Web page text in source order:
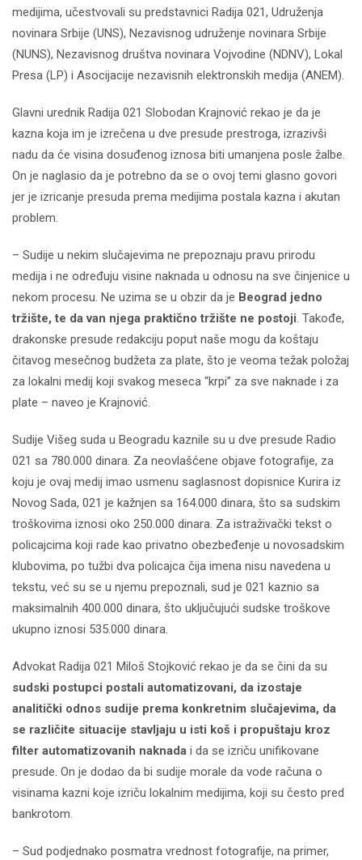
medijima, učestvovali su predstavnici Radija 021, Udruženja
novinara Srbije (UNS), Nezavisnog udruženje novinara Srbije
(NUNS), Nezavisnog društva novinara Vojvodine (NDNV), Lokal
Presa (LP) i Asocijacije nezavisnih elektronskih medija (ANEM).
Glavni urednik Radija 021 Slobodan Krajnović rekao je da je
kazna koja im je izrečena u dve presude prestroga, izrazivši
nadu da će visina dosuđenog iznosa biti umanjena posle žalbe.
On je naglasio da je potrebno da se o ovoj temi glasno govori
jer je izricanje presuda prema medijima postala kazna i akutan
problem.
– Sudije u nekim slučajevima ne prepoznaju pravu prirodu
medija i ne određuju visine naknada u odnosu na sve činjenice u
nekom procesu. Ne uzima se u obzir da je Beograd jedno
tržište, te da van njega praktično tržište ne postoji. Takođe,
drakonske presude redakciju poput naše mogu da koštaju
čitavog mesečnog budžeta za plate, što je veoma težak položaj
za lokalni medij koji svakog meseca “krpi” za sve naknade i za
plate – naveo je Krajnović.
Sudije Višeg suda u Beogradu kaznile su u dve presude Radio
021 sa 780.000 dinara. Za neovlašćene objave fotografije, za
koju je ovaj medij imao usmenu saglasnost dopisnice Kurira iz
Novog Sada, 021 je kažnjen sa 164.000 dinara, što sa sudskim
troškovima iznosi oko 250.000 dinara. Za istraživački tekst o
policajcima koji rade kao privatno obezbeđenje u novosadskim
klubovima, po tužbi dva policajca čija imena nisu navedena u
tekstu, već su se u njemu prepoznali, sud je 021 kaznio sa
maksimalnih 400.000 dinara, što uključujući sudske troškove
ukupno iznosi 535.000 dinara.
Advokat Radija 021 Miloš Stojković rekao je da se čini da su
sudski postupci postali automatizovani, da izostaje
analitički odnos sudije prema konkretnim slučajevima, da
se različite situacije stavljaju u isti koš i propuštaju kroz
filter automatizovanih naknada i da se izriču unifikovane
presude. On je dodao da bi sudije morale da vode računa o
visinama kazni koje izriču lokalnim medijima, koji su često pred
bankrotom.
– Sud podjednako posmatra vrednost fotografije, na primer,